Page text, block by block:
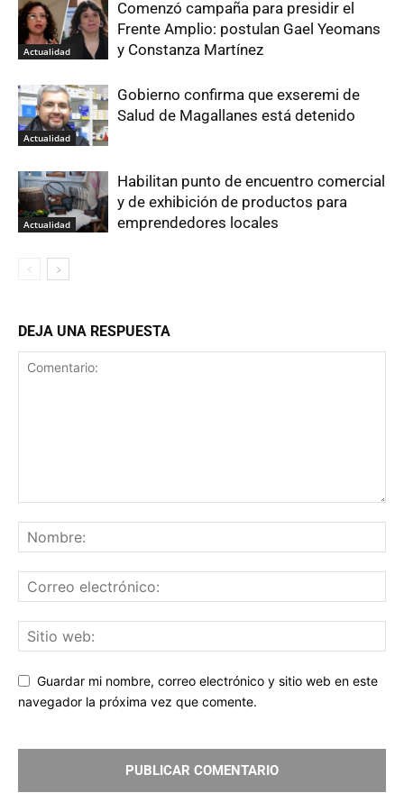
Actualidad
Comenzó campaña para presidir el
Frente Amplio: postulan Gael Yeomans
y Constanza Martínez
Actualidad
Gobierno confirma que exseremi de
Salud de Magallanes está detenido
Actualidad
Habilitan punto de encuentro comercial
y de exhibición de productos para
emprendedores locales
DEJA UNA RESPUESTA
Guardar mi nombre, correo electrónico y sitio web en este
navegador la próxima vez que comente.